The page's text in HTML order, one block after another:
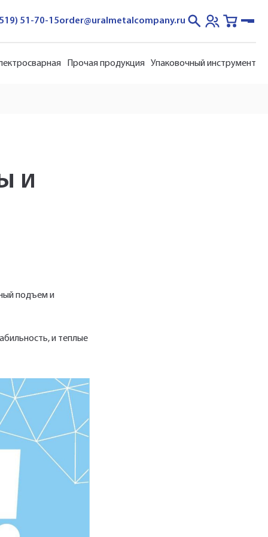
51-70-15order@uralmetalcompany.ru
Прочая продукция Упаковочный инструмент
и
подъем и
и теплые